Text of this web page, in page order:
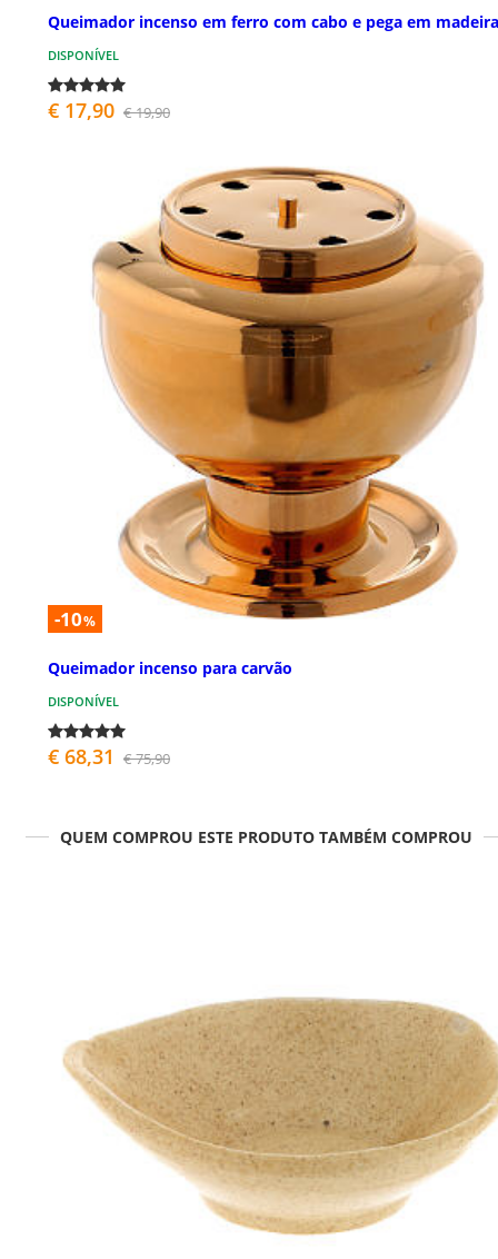
Queimador incenso em ferro com cabo e pega em madeira
DISPONÍVEL
€ 17,90 € 19,90
-10%
Queimador incenso para carvão
DISPONÍVEL
€ 68,31 € 75,90
QUEM COMPROU ESTE PRODUTO TAMBÉM COMPROU